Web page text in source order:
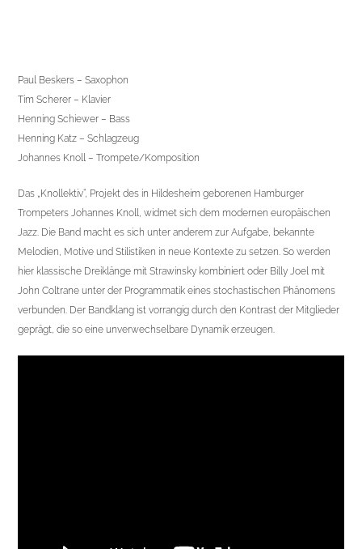
Paul Beskers – Saxophon
Tim Scherer – Klavier
Henning Schiewer – Bass
Henning Katz – Schlagzeug
Johannes Knoll – Trompete/Komposition
Das „Knollektiv“, Projekt des in Hildesheim geborenen Hamburger
Trompeters Johannes Knoll, widmet sich dem modernen europäischen
Jazz. Die Band macht es sich unter anderem zur Aufgabe, bekannte
Melodien, Motive und Stilistiken in neue Kontexte zu setzen. So werden
hier klassische Dreiklänge mit Strawinsky kombiniert oder Billy Joel mit
John Coltrane unter der Programmatik eines stochastischen Phänomens
verbunden. Der Bandklang ist vorrangig durch den Kontrast der Mitglieder
geprägt, die so eine unverwechselbare Dynamik erzeugen.